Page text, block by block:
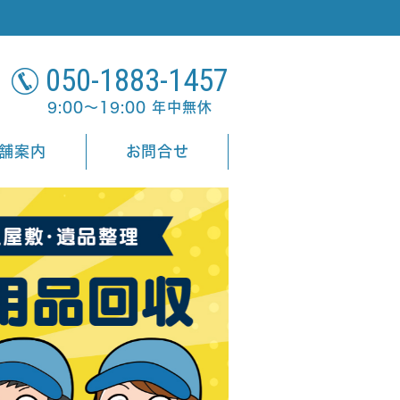
050-1883-1457
9:00～19:00 年中無休
案内 お問合せ